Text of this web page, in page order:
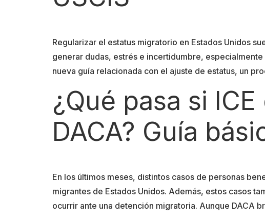
Regularizar el estatus migratorio en Estados Unidos
generar dudas, estrés e incertidumbre,
nueva guía relacionada con el ajuste de estatus, un
¿Qué pasa si
DACA? Guía
En los últimos meses, distintos casos de personas
migrantes de Estados Unidos. Además, estos casos
ocurrir ante una detención migratoria. Aunque DACA